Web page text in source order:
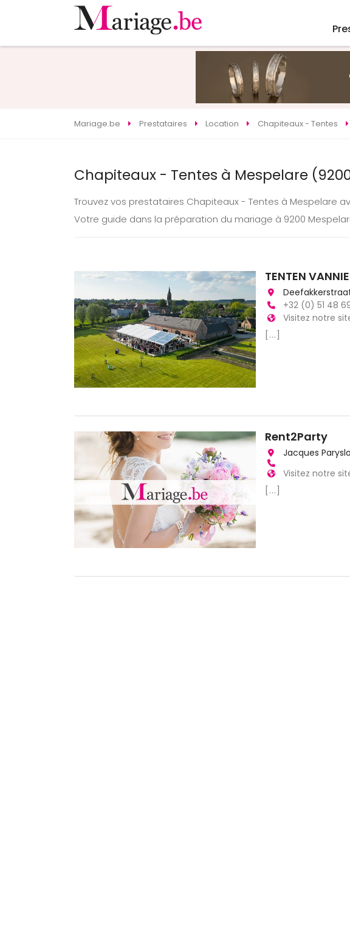
Mariage.be Prestataires Location Chapiteaux - Tentes
Chapiteaux - Tentes à Mespelare
Trouvez vos prestataires Chapiteaux - Tentes à Mespelare
Votre guide dans la préparation du mariage à 9200
TENTEN
+32 (0) 51 48
Visitez notre
[...]
Rent2Party
Jacques
Visitez notre
[...]